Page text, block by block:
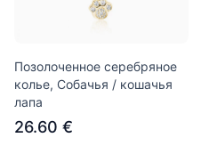
Позолоченное серебряное
колье, Собачья / кошачья
лапа
26.60 €